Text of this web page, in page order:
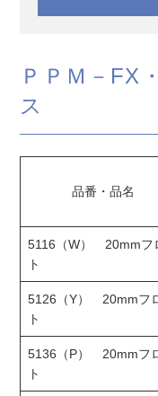
ＰＰＭ－FX
ス
品番・品名
5116（W） 20mmフ
ト
5126（Y） 20mmフ
ト
5136（P） 20mmフ
ト